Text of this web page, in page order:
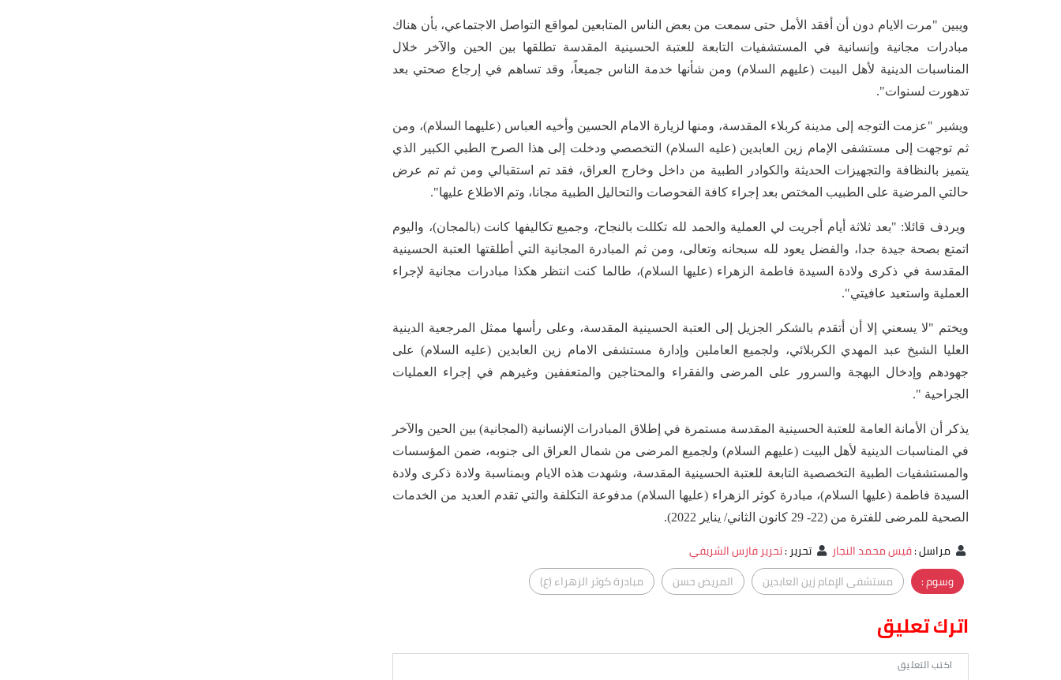
ويبين "مرت الايام دون أن أفقد الأمل حتى سمعت من بعض الناس المتابعين لمواقع التواصل الاجتماعي، بأن هناك
مبادرات مجانية وإنسانية في المستشفيات التابعة للعتبة الحسينية المقدسة تطلقها بين الحين والآخر خلال
المناسبات الدينية لأهل البيت (عليهم السلام) ومن شأنها خدمة الناس جميعاً، وقد تساهم في إرجاع صحتي بعد
تدهورت لسنوات".
ويشير "عزمت التوجه إلى مدينة كربلاء المقدسة، ومنها لزيارة الامام الحسين وأخيه العباس (عليهما السلام)، ومن
ثم توجهت إلى مستشفى الإمام زين العابدين (عليه السلام) التخصصي ودخلت إلى هذا الصرح الطبي الكبير الذي
يتميز بالنظافة والتجهيزات الحديثة والكوادر الطبية من داخل وخارج العراق، فقد تم استقبالي ومن ثم تم عرض
حالتي المرضية على الطبيب المختص بعد إجراء كافة الفحوصات والتحاليل الطبية مجانا، وتم الاطلاع عليها".
ويردف قائلا: "بعد ثلاثة أيام أجريت لي العملية والحمد لله تكللت بالنجاح، وجميع تكاليفها كانت (بالمجان)، واليوم
اتمتع بصحة جيدة جدا، والفضل يعود لله سبحانه وتعالى، ومن ثم المبادرة المجانية التي أطلقتها العتبة الحسينية
المقدسة في ذكرى ولادة السيدة فاطمة الزهراء (عليها السلام)، طالما كنت انتظر هكذا مبادرات مجانية لإجراء
العملية واستعيد عافيتي".
ويختم "لا يسعني إلا أن أتقدم بالشكر الجزيل إلى العتبة الحسينية المقدسة، وعلى رأسها ممثل المرجعية الدينية
العليا الشيخ عبد المهدي الكربلائي، ولجميع العاملين وإدارة مستشفى الامام زين العابدين (عليه السلام) على
جهودهم وإدخال البهجة والسرور على المرضى والفقراء والمحتاجين والمتعففين وغيرهم في إجراء العمليات
الجراحية ".
يذكر أن الأمانة العامة للعتبة الحسينية المقدسة مستمرة في إطلاق المبادرات الإنسانية (المجانية) بين الحين والآخر
في المناسبات الدينية لأهل البيت (عليهم السلام) ولجميع المرضى من شمال العراق الى جنوبه، ضمن المؤسسات
والمستشفيات الطبية التخصصية التابعة للعتبة الحسينية المقدسة، وشهدت هذه الايام وبمناسبة ولادة ذكرى ولادة
السيدة فاطمة (عليها السلام)، مبادرة كوثر الزهراء (عليها السلام) مدفوعة التكلفة والتي تقدم العديد من الخدمات
الصحية للمرضى للفترة من (22- 29 كانون الثاني/ يناير 2022).
مراسل:قيس محمد النجار تحرير:تحرير فارس الشريفي
وسوم :
مستشفى الإمام زين العابدين المريض حسن مبادرة كوثر الزهراء (ع)
اترك تعليق